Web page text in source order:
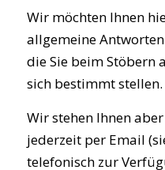
Wir möchten Ihnen
allgemeine
die Sie beim Stöbern
sich bestimmt stellen.
Wir stehen Ihnen
jederzeit per Email
telefonisch zur